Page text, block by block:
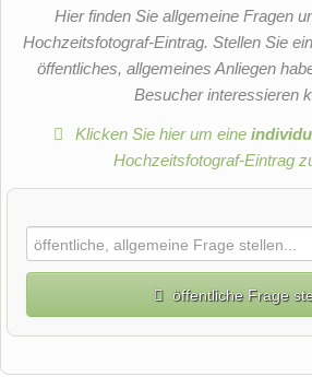
Hier finden Sie allgemeine Fragen
Hochzeitsfotograf-Eintrag. Stellen Sie
öffentliches, allgemeines Anliegen
Besucher interessieren
Klicken Sie hier um eine
Hochzeitsfotograf-Eintrag
öffentliche Frage